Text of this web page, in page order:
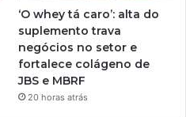
‘O whey tá caro’: alta do
suplemento trava
negócios no setor e
fortalece colágeno de
JBS e MBRF
20 horas atrás